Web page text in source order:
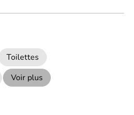
Toilettes
Voir plus